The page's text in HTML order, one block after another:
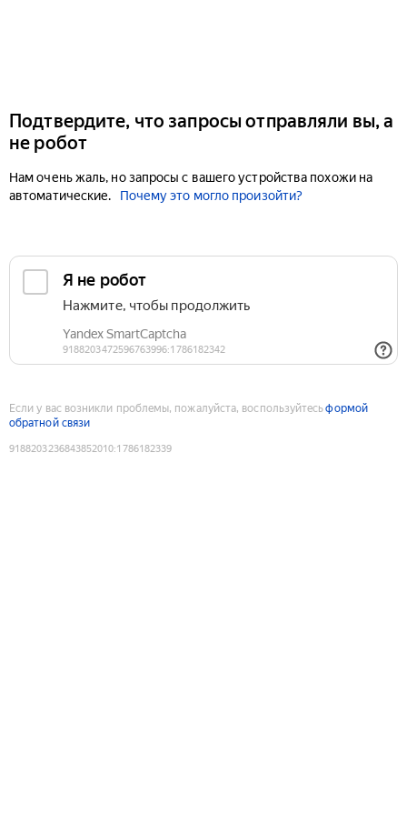
Подтвердите, что запросы отправляли вы, а
не робот
Нам очень жаль, но запросы с вашего устройства похожи на
автоматические.
Почему это могло произойти?
Если у вас возникли проблемы, пожалуйста, воспользуйтесьформой
обратной связи
9188203236843852010:1786182339